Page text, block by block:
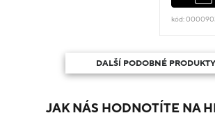
kód:
DALŠÍ PODOBNÉ PRODUKTY
JAK NÁS HODNOTÍTE NA